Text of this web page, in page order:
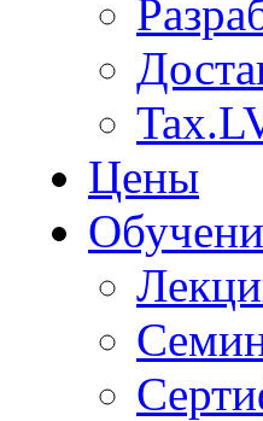
Цены